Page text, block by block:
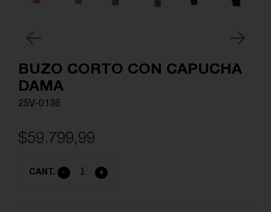
Previous Next
BUZO CORTO CON CAPUCHA
DAMA
25V-0136
$59.799,99
CANT. - +